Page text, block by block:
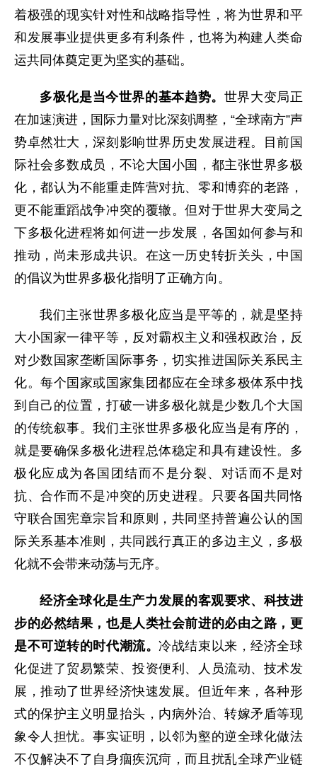
着极强的现实针对性和战略指导性，将为世界和平
和发展事业提供更多有利条件，也将为构建人类命
运共同体奠定更为坚实的基础。
多极化是当今世界的基本趋势。 世界大变局正
在加速演进，国际力量对比深刻调整，“全球南方”声
势卓然壮大，深刻影响世界历史发展进程。目前国
际社会多数成员，不论大国小国，都主张世界多极
化，都认为不能重走阵营对抗、零和博弈的老路，
更不能重蹈战争冲突的覆辙。但对于世界大变局之
下多极化进程将如何进一步发展，各国如何参与和
推动，尚未形成共识。在这一历史转折关头，中国
的倡议为世界多极化指明了正确方向。
我们主张世界多极化应当是平等的，就是坚持
大小国家一律平等，反对霸权主义和强权政治，反
对少数国家垄断国际事务，切实推进国际关系民主
化。每个国家或国家集团都应在全球多极体系中找
到自己的位置，打破一讲多极化就是少数几个大国
的传统叙事。我们主张世界多极化应当是有序的，
就是要确保多极化进程总体稳定和具有建设性。多
极化应成为各国团结而不是分裂、对话而不是对
抗、合作而不是冲突的历史进程。只要各国共同恪
守联合国宪章宗旨和原则，共同坚持普遍公认的国
际关系基本准则，共同践行真正的多边主义，多极
化就不会带来动荡与无序。
经济全球化是生产力发展的客观要求、科技进
步的必然结果，也是人类社会前进的必由之路，更
是不可逆转的时代潮流。冷战结束以来，经济全球
化促进了贸易繁荣、投资便利、人员流动、技术发
展，推动了世界经济快速发展。但近年来，各种形
式的保护主义明显抬头，内病外治、转嫁矛盾等现
象令人担忧。事实证明，以邻为壑的逆全球化做法
不仅解决不了自身痼疾沉疴，而且扰乱全球产业链